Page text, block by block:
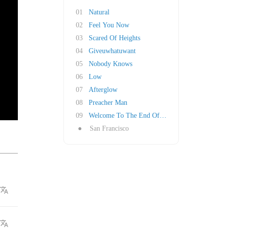
01
Natural
02
Feel You Now
03
Scared Of Heights
04
Giveuwhatuwant
05
Nobody Knows
06
Low
07
Afterglow
08
Preacher Man
09
Welcome To The End Of Your Life
●
San Francisco